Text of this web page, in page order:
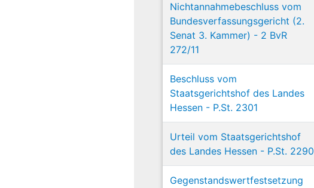
Nichtannahmebeschluss vom
Bundesverfassungsgericht (2.
Senat 3. Kammer) - 2 BvR
272/11
Beschluss vom
Staatsgerichtshof des Landes
Hessen - P.St. 2301
Urteil vom Staatsgerichtshof
des Landes Hessen - P.St. 2290
Gegenstandswertfestsetzung